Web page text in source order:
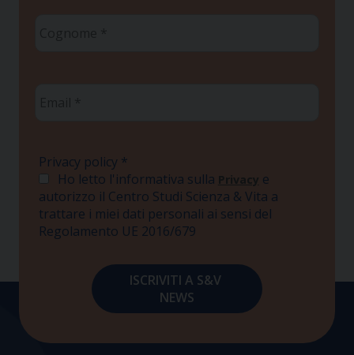
Privacy policy *
Ho letto l'informativa sulla Privacy e
autorizzo il Centro Studi Scienza & Vita a
trattare i miei dati personali ai sensi del
Regolamento UE 2016/679